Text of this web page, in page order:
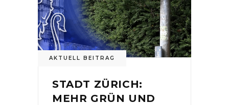
AKTUELL BEITRAG
STADT ZÜRICH:
MEHR GRÜN UND